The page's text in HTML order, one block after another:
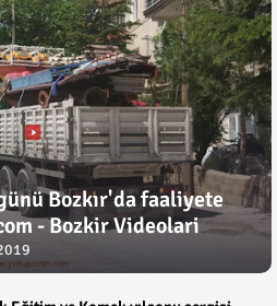
Bozkır'da faaliyete
- Bozkir Videolari